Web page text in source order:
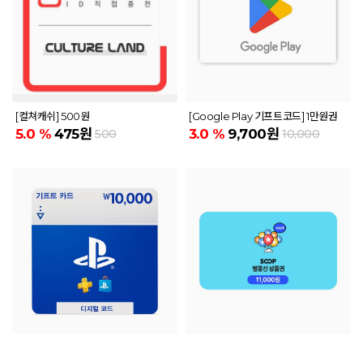
[컬쳐캐쉬] 500원
5.0 % 475원 500
[Google Play 기프트코드] 1만원권
3.0 % 9,700원 10,000